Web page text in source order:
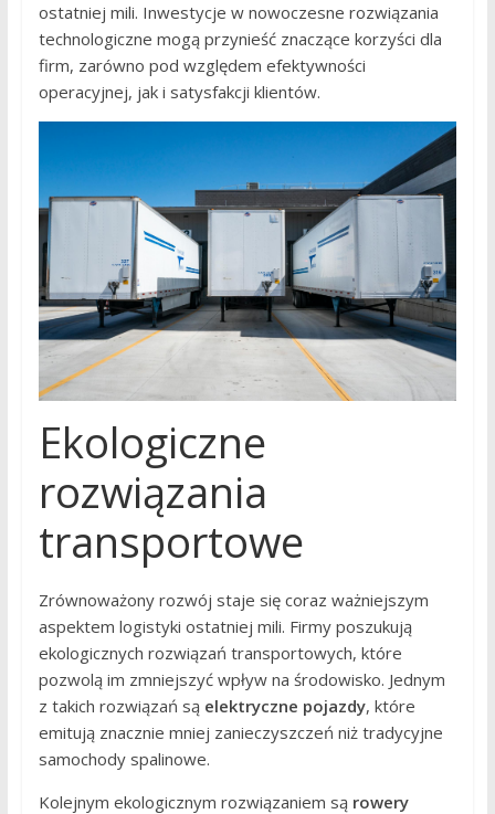
ostatniej mili. Inwestycje w nowoczesne rozwiązania
technologiczne mogą przynieść znaczące korzyści dla
firm, zarówno pod względem efektywności
operacyjnej, jak i satysfakcji klientów.
Ekologiczne
rozwiązania
transportowe
Zrównoważony rozwój staje się coraz ważniejszym
aspektem logistyki ostatniej mili. Firmy poszukują
ekologicznych rozwiązań transportowych, które
pozwolą im zmniejszyć wpływ na środowisko. Jednym
z takich rozwiązań są elektryczne pojazdy, które
emitują znacznie mniej zanieczyszczeń niż tradycyjne
samochody spalinowe.
Kolejnym ekologicznym rozwiązaniem są rowery